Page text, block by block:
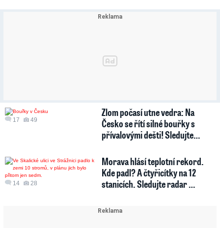
17 49
Zlom počasí utne vedra: Na
Česko se řítí silné bouřky s
přívalovými dešti! Sledujte…
14 28
Morava hlásí teplotní rekord.
Kde padl? A čtyřicítky na 12
stanicích. Sledujte radar …